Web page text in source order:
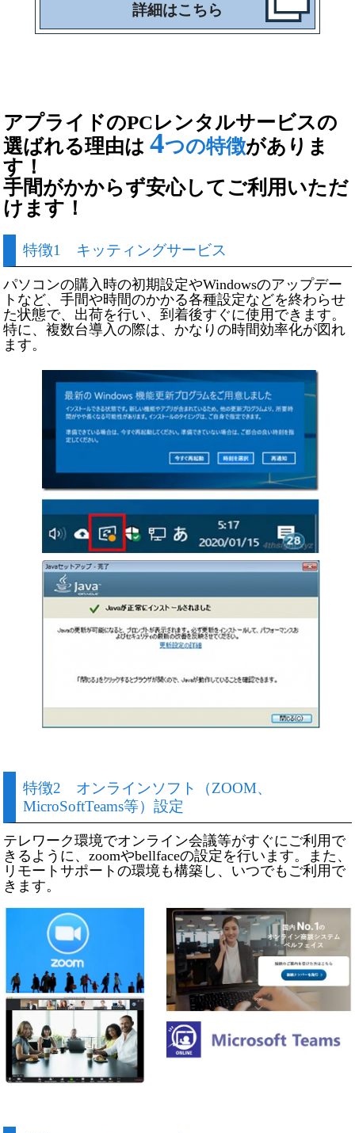
詳細はこちら
アプライドのPCレンタルサービスの
選ばれる理由は4つの特徴がありま
す！
手間がかからず安心してご利用いただ
けます！
特徴1 キッティングサービス
パソコンの購入時の初期設定やWindowsのアップデー
トなど、手間や時間のかかる各種設定などを終わらせ
た状態で、出荷を行い、到着後すぐに使用できます。
特に、複数台導入の際は、かなりの時間効率化が図れ
ます。
特徴2 オンラインソフト（ZOOM、
MicroSoftTeams等）設定
テレワーク環境でオンライン会議等がすぐにご利用で
きるように、zoomやbellfaceの設定を行います。また、
リモートサポートの環境も構築し、いつでもご利用で
きます。